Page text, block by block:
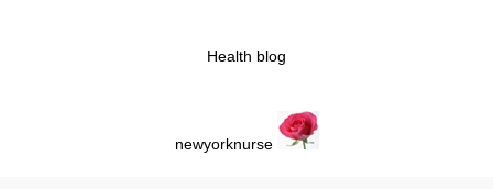
Health blog
newyorknurse